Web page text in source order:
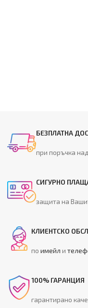
БЕЗПЛАТНА
при поръчка
СИГУРНО
защита на
КЛИЕНТСКО
поимейл и
100% ГАРАНЦИЯ
гарантирано